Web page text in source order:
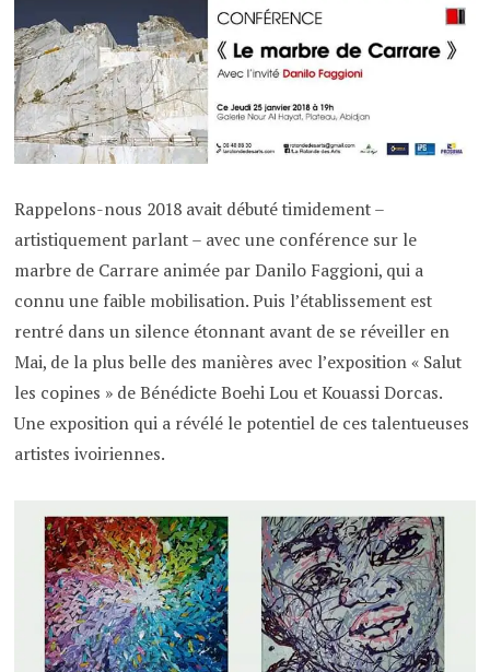
Rappelons-nous 2018 avait débuté timidement –
artistiquement parlant – avec une conférence sur le
marbre de Carrare animée par Danilo Faggioni, qui a
connu une faible mobilisation. Puis l’établissement est
rentré dans un silence étonnant avant de se réveiller en
Mai, de la plus belle des manières avec l’exposition « Salut
les copines » de Bénédicte Boehi Lou et Kouassi Dorcas.
Une exposition qui a révélé le potentiel de ces talentueuses
artistes ivoiriennes.